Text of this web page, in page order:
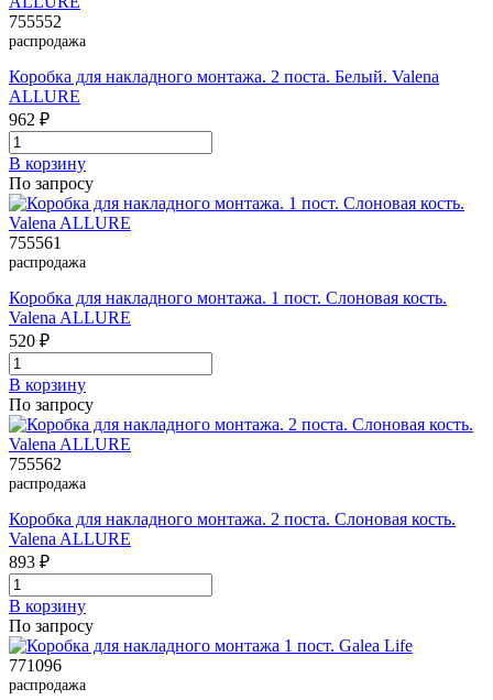
755552
распродажа
Коробка для накладного монтажа. 2 поста. Белый. Valena
ALLURE
962 ₽
В корзинy
По запросу
755561
распродажа
Коробка для накладного монтажа. 1 пост. Слоновая кость.
Valena ALLURE
520 ₽
В корзинy
По запросу
755562
распродажа
Коробка для накладного монтажа. 2 поста. Слоновая кость.
Valena ALLURE
893 ₽
В корзинy
По запросу
771096
распродажа